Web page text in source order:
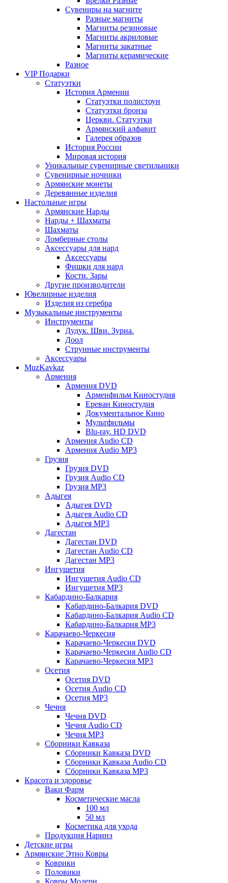
Сувениры на магните
Разные магниты
Магниты резиновые
Магниты акриловые
Магниты закатные
Магниты керамические
Разное
VIP Подарки
Статуэтки
История Армении
Статуэтки полистоун
Статуэтки бронза
Церкви. Статуэтки
Армянский алфавит
Галерея образов
История России
Мировая история
Уникальные сувенирные светильники
Сувенирные ночники
Армянские монеты
Деревянные изделия
Настольные игры
Армянские Нарды
Нарды + Шахматы
Шахматы
Ломберные столы
Аксессуары для нард
Аксессуары
Фишки для нард
Кости. Зары
Другие производители
Ювелирные изделия
Изделия из серебра
Музыкальные инструменты
Инструменты
Дудук. Шви. Зурна.
Доол
Струнные инструменты
Аксессуары
MuzKavkaz
Армения
Армения DVD
Арменфильм Киностудия
Ереван Киностудия
Документальное Кино
Мультфильмы
Blu-ray. HD DVD
Армения Audio CD
Армения Audio MP3
Грузия
Грузия DVD
Грузия Audio CD
Грузия MP3
Адыгея
Адыгея DVD
Адыгея Audio CD
Адыгея MP3
Дагестан
Дагестан DVD
Дагестан Audio CD
Дагестан MP3
Ингушетия
Ингушетия Audio CD
Ингушетия MP3
Кабардино-Балкария
Кабардино-Балкария DVD
Кабардино-Балкария Audio CD
Кабардино-Балкария MP3
Карачаево-Черкесия
Карачаево-Черкесия DVD
Карачаево-Черкесия Audio CD
Карачаево-Черкесия MP3
Осетия
Осетия DVD
Осетия Audio CD
Осетия MP3
Чечня
Чечня DVD
Чечня Audio CD
Чечня MP3
Сборники Кавказа
Сборники Кавказа DVD
Сборники Кавказа Audio CD
Сборники Кавказа MP3
Красота и здоровье
Ваки Фарм
Косметические масла
100 мл
50 мл
Косметика для ухода
Продукция Наринэ
Детские игры
Армянские Этно Ковры
Коврики
Половики
Ковры Модерн